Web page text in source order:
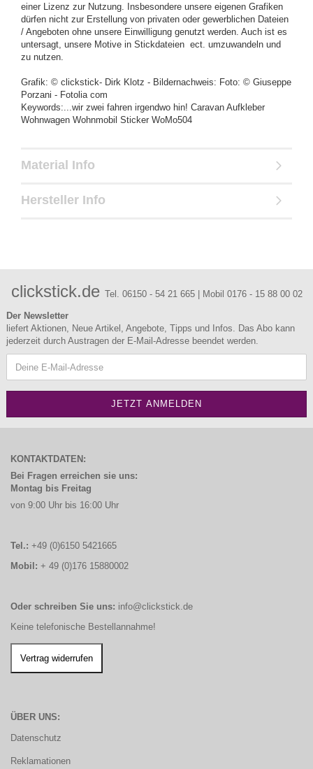
einer Lizenz zur Nutzung. Insbesondere unsere eigenen Grafiken
dürfen nicht zur Erstellung von privaten oder gewerblichen Dateien
/ Angeboten ohne unsere Einwilligung genutzt werden. Auch ist es
untersagt, unsere Motive in Stickdateien ect. umzuwandeln und
zu nutzen.
Grafik: © clickstick- Dirk Klotz - Bildernachweis: Foto: © Giuseppe
Porzani - Fotolia com
Keywords:...wir zwei fahren irgendwo hin! Caravan Aufkleber
Wohnwagen Wohnmobil Sticker WoMo504
Material Info
Hersteller Info
clickstick.de Tel. 06150 - 54 21 665 | Mobil 0176 - 15 88 00 02
Der Newsletter
liefert Aktionen, Neue Artikel, Angebote, Tipps und Infos. Das Abo kann
jederzeit durch Austragen der E-Mail-Adresse beendet werden.
KONTAKTDATEN:
Bei Fragen erreichen sie uns:
Montag bis Freitag
von 9:00 Uhr bis 16:00 Uhr
Tel.: +49 (0)6150 5421665
Mobil: + 49 (0)176 15880002
Oder schreiben Sie uns: info@clickstick.de
Keine telefonische Bestellannahme!
ÜBER UNS:
Datenschutz
Reklamationen